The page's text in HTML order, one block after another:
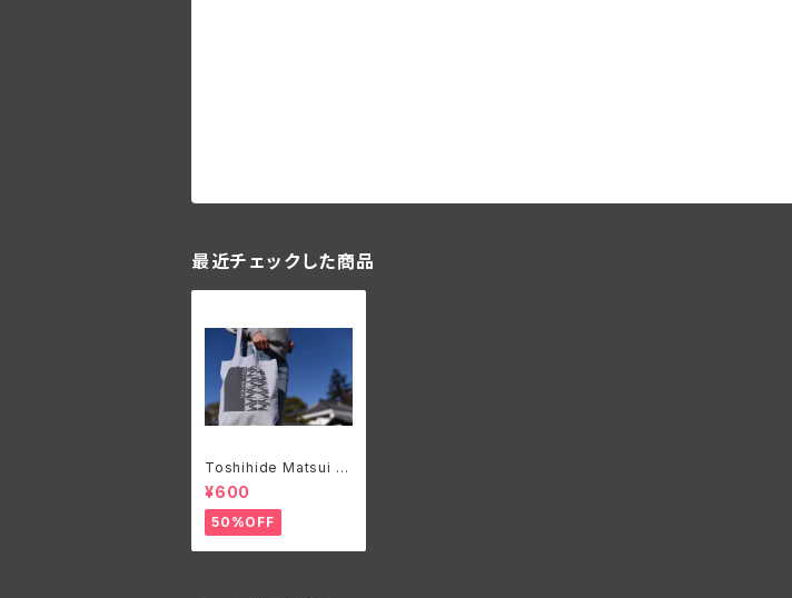
最近チェックした商品
Toshihide Matsui オ
リジナルエコバック
¥600
50%OFF